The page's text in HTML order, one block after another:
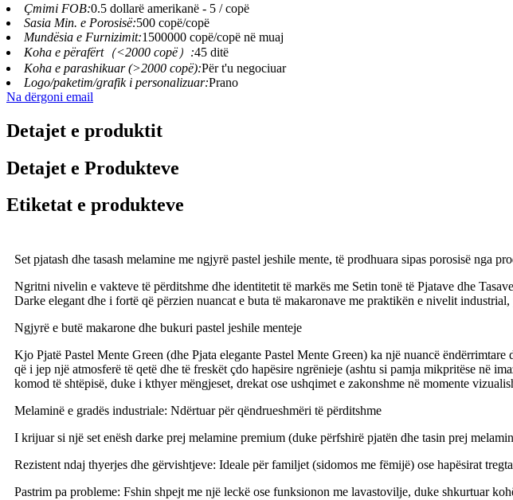
Çmimi FOB:0.5 dollarë amerikanë - 5 / copë
Sasia Min. e Porosisë:500 copë/copë
Mundësia e Furnizimit:1500000 copë/copë në muaj
Koha e përafërt（<2000 copë）:45 ditë
Koha e parashikuar (>2000 copë):Për t'u negociuar
Logo/paketim/grafik i personalizuar:Prano
Na dërgoni email
Detajet e produktit
Detajet e Produkteve
Etiketat e produkteve
Set pjatash dhe tasash melamine me ngjyrë pastel jeshile mente, të prodhuara sipas porosisë nga
Ngritni nivelin e vakteve të përditshme dhe identitetit të markës me Setin tonë të Pjatave dhe
Darke elegant dhe i fortë që përzien nuancat e buta të makaronave me praktikën e nivelit
Ngjyrë e butë makarone dhe bukuri pastel jeshile menteje
Kjo Pjatë Pastel Mente Green (dhe Pjata elegante Pastel Mente Green) ka një nuancë
që i jep një atmosferë të qetë dhe të freskët çdo hapësire ngrënieje (ashtu si pamja mikpritëse në
komod të shtëpisë, duke i kthyer mëngjeset, drekat ose ushqimet e zakonshme në momente
Melaminë e gradës industriale: Ndërtuar për qëndrueshmëri të përditshme
I krijuar si një set enësh darke prej melamine premium (duke përfshirë pjatën dhe tasin prej
Rezistent ndaj thyerjes dhe gërvishtjeve: Ideale për familjet (sidomos me fëmijë) ose hapësirat
Pastrim pa probleme: Fshin shpejt me një leckë ose funksionon me lavastovilje, duke shkurtuar